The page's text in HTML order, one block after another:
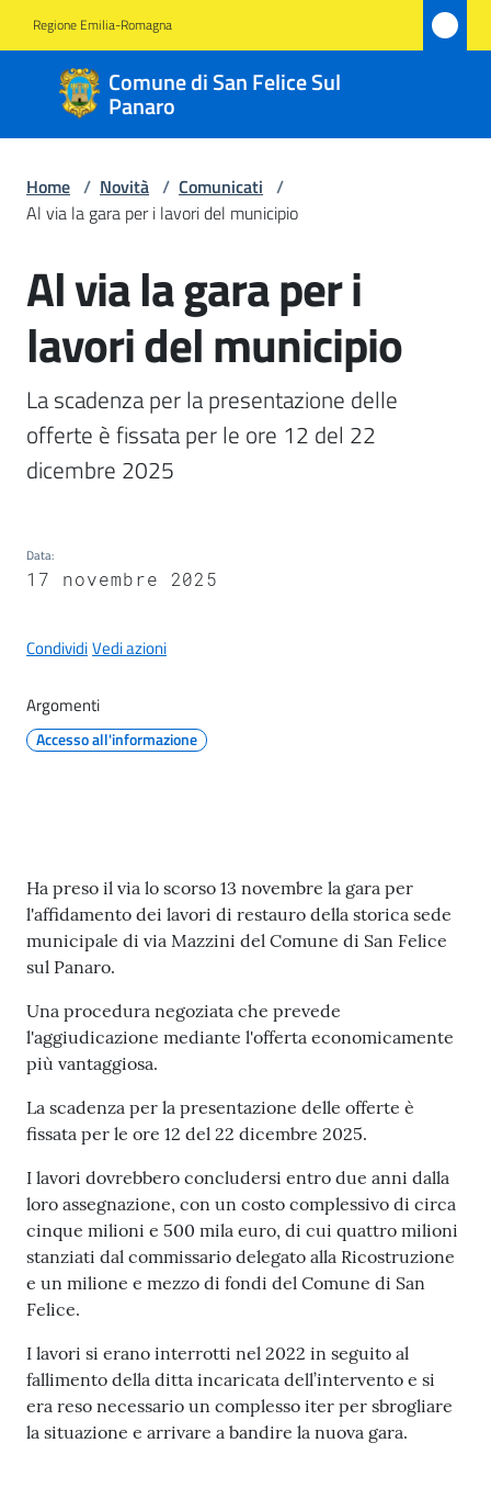
Regione Emilia-Romagna
Comune di San Felice Sul
Panaro
Comune
di San
Felice
Sul
Panaro
Amministrazione
Novità
Menu selezionato
Servizi
Vivere
p
p
u
a
n
f
e
i
c
i
a
n
i
C
o
n
s
i
g
l
i
o
Home / Novità / Comunicati /
Al via la gara per i lavori del municipio
Salta al contenuto
Al via la gara per i
lavori del municipio
La scadenza per la presentazione delle
offerte è fissata per le ore 12 del 22
dicembre 2025
Data:
17 novembre 2025
CondividiVedi azioni
Argomenti
Accesso all'informazione
Contenuto
Ha preso il via lo scorso 13 novembre la gara per
l'affidamento dei lavori di restauro della storica sede
municipale di via Mazzini del Comune di San Felice
sul Panaro.
Una procedura negoziata che prevede
l'aggiudicazione mediante l'offerta economicamente
più vantaggiosa.
La scadenza per la presentazione delle offerte è
fissata per le ore 12 del 22 dicembre 2025.
I lavori dovrebbero concludersi entro due anni dalla
loro assegnazione, con un costo complessivo di circa
cinque milioni e 500 mila euro, di cui quattro milioni
stanziati dal commissario delegato alla Ricostruzione
e un milione e mezzo di fondi del Comune di San
Felice.
I lavori si erano interrotti nel 2022 in seguito al
fallimento della ditta incaricata dell’intervento e si
era reso necessario un complesso iter per sbrogliare
la situazione e arrivare a bandire la nuova gara.